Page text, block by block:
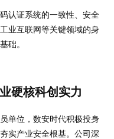
认证系统的一致性、安全
业互联网等关键领域的身
础。
硬核科创实力
单位，数安时代积极投身
实产业安全根基。公司深